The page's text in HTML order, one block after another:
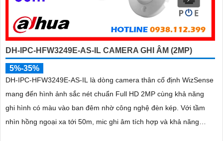
DH-IPC-HFW3249E-AS-IL CAMERA GHI ÂM (2MP)
5%-35%
DH-IPC-HFW3249E-AS-IL là dòng camera thân cố định WizSense
mang đến hình ảnh sắc nét chuẩn Full HD 2MP cùng khả năng
ghi hình có màu vào ban đêm nhờ công nghệ đèn kép. Với tầm
nhìn hồng ngoại xa tới 50m, mic ghi âm tích hợp và khả năng